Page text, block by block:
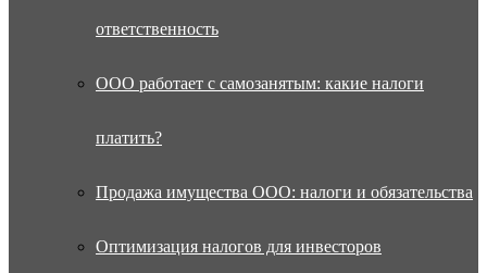
ответственность
ООО работает с самозанятым: какие налоги
платить?
Продажа имущества ООО: налоги и обязательства
Оптимизация налогов для инвесторов